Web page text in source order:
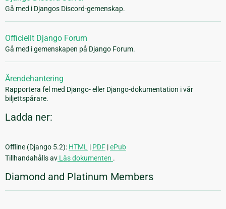
Gå med i Djangos Discord-gemenskap.
Officiellt Django Forum
Gå med i gemenskapen på Django Forum.
Ärendehantering
Rapportera fel med Django- eller Django-dokumentation i vår
biljettspårare.
Ladda ner:
Offline (Django 5.2): HTML | PDF |ePub
Tillhandahålls av Läs dokumenten .
Diamond and Platinum Members